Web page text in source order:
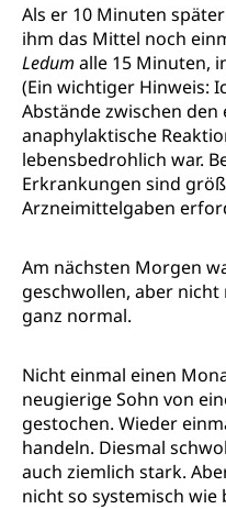
Als er 10 Minuten
ihm das Mittel noch
Ledum alle 15 Minuten,
(Ein wichtiger Hinweis:
Abstände zwischen den
anaphylaktische
lebensbedrohlich war.
Erkrankungen sind
Arzneimittelgaben
Am nächsten Morgen
geschwollen, aber
ganz normal.
Nicht einmal einen
neugierige Sohn von
gestochen. Wieder
handeln. Diesmal
auch ziemlich stark.
nicht so systemisch wie